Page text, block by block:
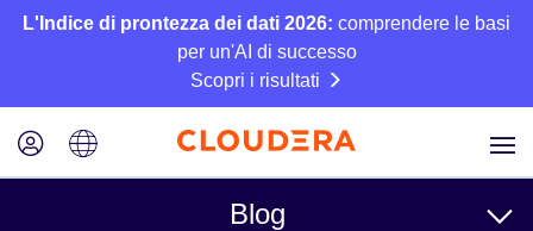
L'Indice di prontezza dei dati 2026: comprendere le basi
per un'AI di successo
Scopri i risultati
Blog